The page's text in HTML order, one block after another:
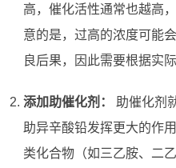
高，催化活性通常也越高
意的是，过高的浓度可能
良后果，因此需要根据实
添加助催化剂：
助催化剂
助异辛酸铅发挥更大的作
类化合物（如三乙胺、二